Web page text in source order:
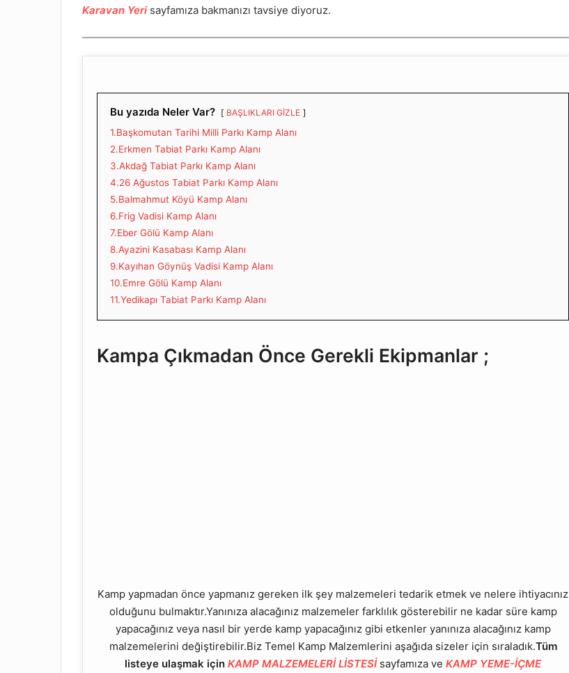
Karavan Yeri sayfamıza bakmanızı tavsiye diyoruz.
Bu yazıda Neler Var? BAŞLIKLARI GİZLE
1.Başkomutan Tarihi Milli Parkı Kamp Alanı
2.Erkmen Tabiat Parkı Kamp Alanı
3.Akdağ Tabiat Parkı Kamp Alanı
4.26 Ağustos Tabiat Parkı Kamp Alanı
5.Balmahmut Köyü Kamp Alanı
6.Frig Vadisi Kamp Alanı
7.Eber Gölü Kamp Alanı
8.Ayazini Kasabası Kamp Alanı
9.Kayıhan Göynüş Vadisi Kamp Alanı
10.Emre Gölü Kamp Alanı
11.Yedikapı Tabiat Parkı Kamp Alanı
Kampa Çıkmadan Önce Gerekli Ekipmanlar ;
Kamp yapmadan önce yapmanız gereken ilk şey malzemeleri tedarik etmek ve nelere ihtiyacınız
olduğunu bulmaktır.Yanınıza alacağınız malzemeler farklılık gösterebilir ne kadar süre kamp
yapacağınız veya nasıl bir yerde kamp yapacağınız gibi etkenler yanınıza alacağınız kamp
malzemelerini değiştirebilir.Biz Temel Kamp Malzemlerini aşağıda sizeler için sıraladık.Tüm
listeye ulaşmak için KAMP MALZEMELERİ LİSTESİsayfamıza ve KAMP YEME-İÇME